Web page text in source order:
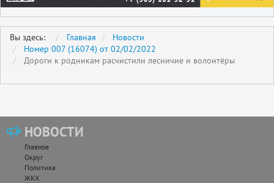
Вы здесь: Главная
Новости
Номер 007 (16074) от 02/02/2022
Дороги к родникам расчистили лесничие и волонтёры
НОВОСТИ
Главное
Округ
Политика
ЖКХ